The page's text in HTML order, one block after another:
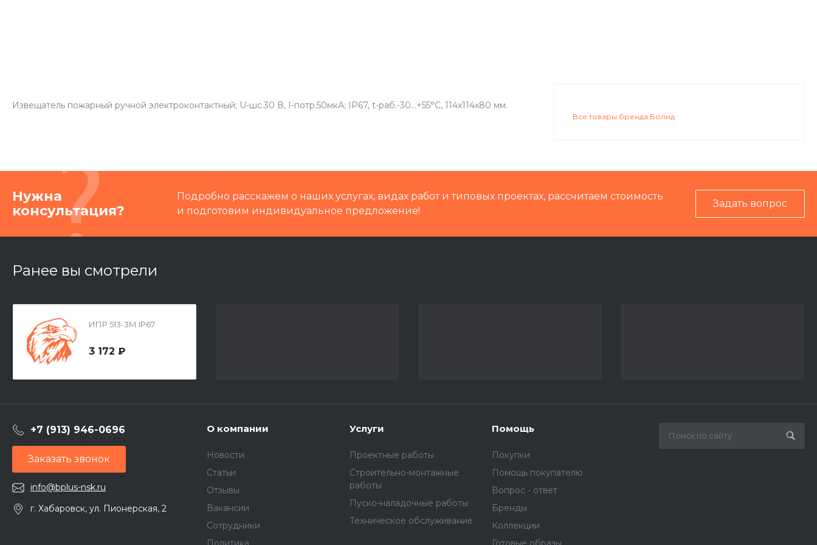
Извещатель пожарный ручной электроконтактный; U-шс.30 В, I-потр.50мкА; IP67, t-раб.-30…+55°С, 114х114х80 мм.
Все товары бренда Болид
Нужна
консультация?
Подробно расскажем о наших услугах, видах работ и типовых проектах, рассчитаем стоимость
и подготовим индивидуальное предложение!
Задать вопрос
Ранее вы смотрели
ИПР 513-3М IP67
3 172 ₽
+7 (913) 946-0696
Заказать звонок
info@bplus-nsk.ru
г. Хабаровск, ул. Пионерская, 2
О компании
Новости
Статьи
Отзывы
Вакансии
Сотрудники
Услуги
Проектные работы
Строительно-монтажные
работы
Пуско-наладочные работы
Техническое обслуживание
Помощь
Покупки
Помощь покупателю
Вопрос - ответ
Бренды
Коллекции